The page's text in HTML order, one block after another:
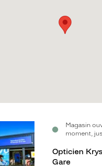
Magasin
moment,
Opticien
Gare